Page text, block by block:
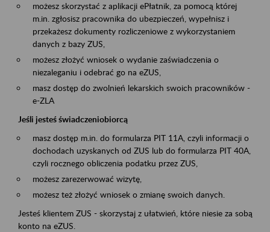
możesz skorzystać z aplikacji ePłatnik, za pomocą której
m.in. zgłosisz pracownika do ubezpieczeń, wypełnisz i
przekażesz dokumenty rozliczeniowe z wykorzystaniem
danych z bazy ZUS,
możesz złożyć wniosek o wydanie zaświadczenia o
niezaleganiu i odebrać go na eZUS,
masz dostęp do zwolnień lekarskich swoich pracowników -
e-ZLA
Jeśli jesteś świadczeniobiorcą
masz dostęp m.in. do formularza PIT 11A, czyli informacji o
dochodach uzyskanych od ZUS lub do formularza PIT 40A,
czyli rocznego obliczenia podatku przez ZUS,
możesz zarezerwować wizytę,
możesz też złożyć wniosek o zmianę swoich danych.
Jesteś klientem ZUS - skorzystaj z ułatwień, które niesie za sobą
konto na eZUS.